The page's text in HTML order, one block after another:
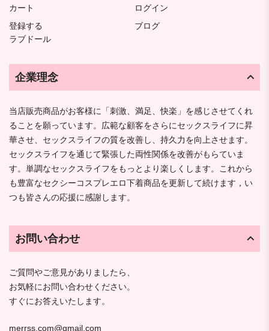
カート
ログイン
登録する
ブログ
ラブドール
企業理念
当店販売商品がお客様に「刺激、満足、快楽」を感じさせてくれ
ることを願っています。広範な顧客をさらにセックスライフに昇
華させ、セックスライフの質を改善し、持久力を向上させます。
セックスライフを通じて緊張した両性関係を改善がもらていま
す。単調なセックスライフをもっとより楽しくします。これから
も豊富なセクシーコスプレエロ下着商品を更新して続けます，い
つも皆さんの応援に感謝します。
お問い合わせ
ご質問やご意見がありましたら、
お気軽にお問い合わせください。
すぐにお答えいたします。
merrss.com@gmail.com